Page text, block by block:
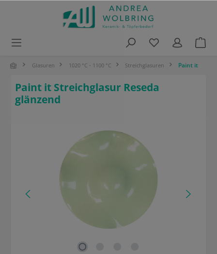
Glasuren 1020 °C - 1100 °C Streichglasuren Paint it
Paint it Streichglasur Reseda
glänzend
Bildergalerie überspringen